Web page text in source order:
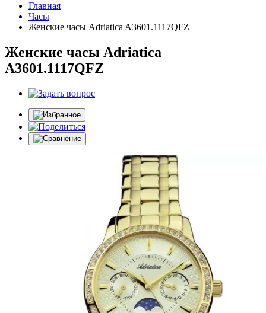
Главная
Часы
Женские часы Adriatica A3601.1117QFZ
Женские часы Adriatica
A3601.1117QFZ